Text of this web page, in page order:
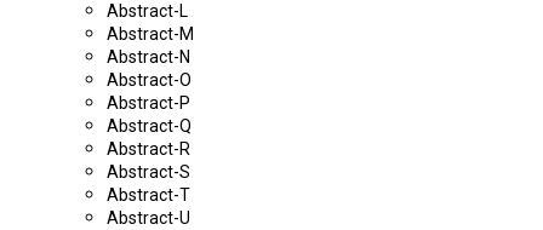
Abstract-L
Abstract-M
Abstract-N
Abstract-O
Abstract-P
Abstract-Q
Abstract-R
Abstract-S
Abstract-T
Abstract-U